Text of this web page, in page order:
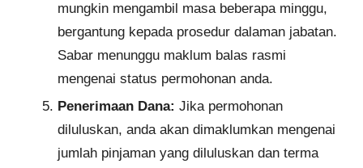
mungkin mengambil masa beberapa minggu,
bergantung kepada prosedur dalaman jabatan.
Sabar menunggu maklum balas rasmi
mengenai status permohonan anda.
Penerimaan Dana: Jika permohonan
diluluskan, anda akan dimaklumkan mengenai
jumlah pinjaman yang diluluskan dan terma